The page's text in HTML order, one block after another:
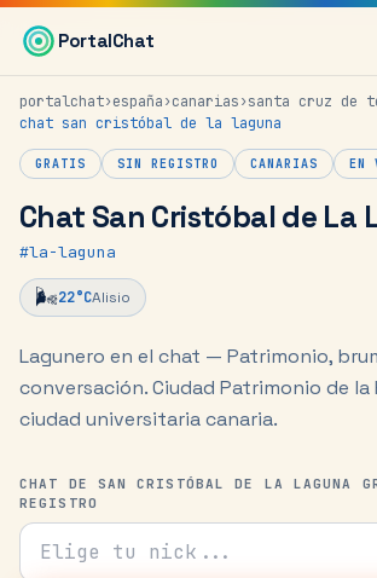
Saltar al contenido principal
PortalChat
portalchat›españa›canarias›santa cruz de
chat san cristóbal de la laguna
GRATIS SIN REGISTRO CANARIAS EN
Chat San Cristóbal de La
#la-laguna
🌬️22°CAlisio
Lagunero en el chat — Patrimonio,
conversación.Ciudad Patrimonio de la
ciudad universitaria canaria.
CHAT DE SAN CRISTÓBAL DE LA LAGUNA
REGISTRO
Tu nick para el chat